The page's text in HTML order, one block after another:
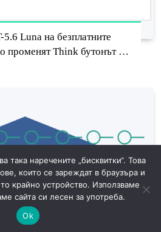
5.6 Luna на безплатните
променят Think бутонът и
така наречените „бисквитки“. Това
които се зареждат в браузъра и
крайно устройство. Използваме
сайта си лесен за употреба.
Ok